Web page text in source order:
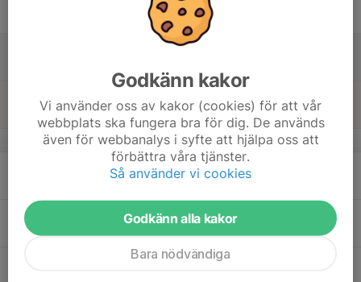
v.43
20
Godkänn kakor
Vi använder oss av kakor (cookies) för att vår
webbplats ska fungera bra för dig. De används
även för webbanalys i syfte att hjälpa oss att
förbättra våra tjänster.
Så använder vi cookies
Godkänn alla kakor
Bara nödvändiga